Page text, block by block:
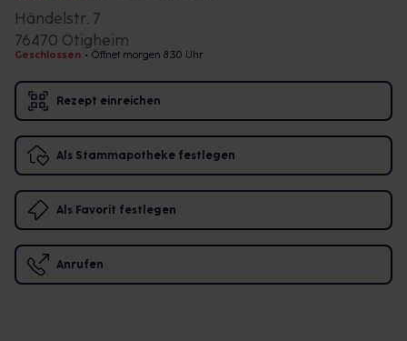
Händelstr. 7
76470 Ötigheim
Geschlossen • Öffnet morgen 8:30 Uhr
Rezept einreichen
Als Stammapotheke festlegen
Als Favorit festlegen
Anrufen